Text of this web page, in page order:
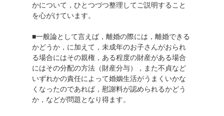
かについて，ひとつづつ整理してご説明すること
を心がけています。
■一般論として言えば，離婚の際には，離婚できる
かどうか，に加えて，未成年のお子さんがおられ
る場合にはその親権，ある程度の財産がある場合
にはその分配の方法（財産分与），また不貞など
いずれかの責任によって婚姻生活がうまくいかな
くなったのであれば，慰謝料が認められるかどう
か，などが問題となり得ます。